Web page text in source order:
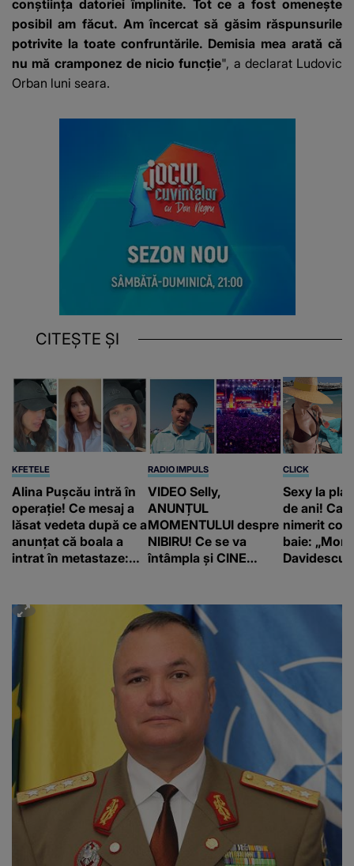
conștiința datoriei împlinite. Tot ce a fost omenește
posibil am făcut. Am încercat să găsim răspunsurile
potrivite la toate confruntările. Demisia mea arată că
nu mă cramponez de nicio funcție", a declarat Ludovic
Orban luni seara.
CITEȘTE ȘI
KFETELE
Alina Pușcău intră în
operație! Ce mesaj a
lăsat vedeta după ce a
anunțat că boala a
intrat în metastaze:
RADIO IMPULS
VIDEO Selly,
ANUNȚUL
MOMENTULUI despre
NIBIRU! Ce se va
întâmpla și CINE
e ciudă că..."
CLICK
Sexy la
de ani!
nimerit
baie:
Davidescu